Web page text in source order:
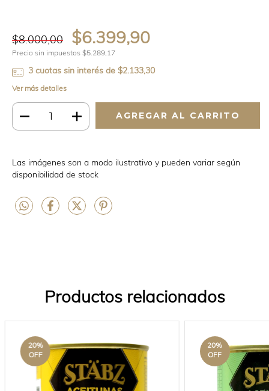
$8.000,00 $6.399,90
Precio sin impuestos $5.289,17
3 cuotas sin interés de $2.133,30
Ver más detalles
Las imágenes son a modo ilustrativo y pueden variar según
disponibilidad de stock
Productos relacionados
20%
OFF
20%
OFF